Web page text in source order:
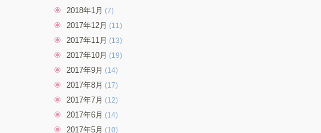
2018年1月 (7)
2017年12月 (11)
2017年11月 (13)
2017年10月 (19)
2017年9月 (14)
2017年8月 (17)
2017年7月 (12)
2017年6月 (14)
2017年5月 (10)